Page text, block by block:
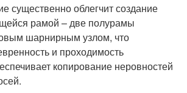
существенно облегчит создание
рамой – две полурамы
шарнирным узлом, что
и проходимость
копирование неровностей